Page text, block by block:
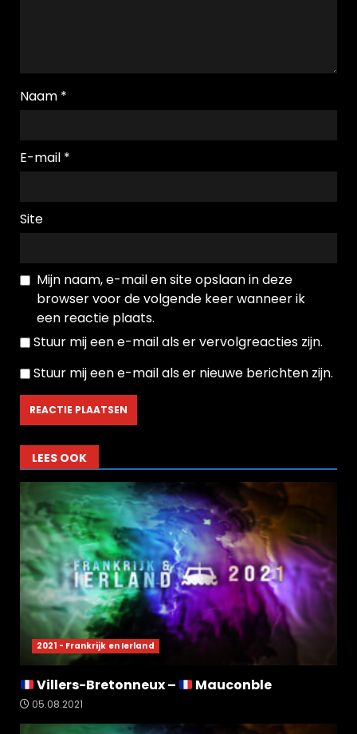
Naam *
E-mail *
Site
Mijn naam, e-mail en site opslaan in deze
browser voor de volgende keer wanneer ik
een reactie plaats.
Stuur mij een e-mail als er vervolgreacties zijn.
Stuur mij een e-mail als er nieuwe berichten zijn.
LEES OOK
2021 - Frankrijk en Ierland
Villers-Bretonneux – Mauconble
05.08.2021